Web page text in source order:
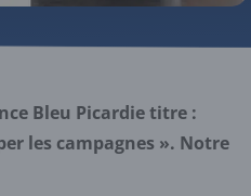
Bleu Picardie titre :
les campagnes ». Notre